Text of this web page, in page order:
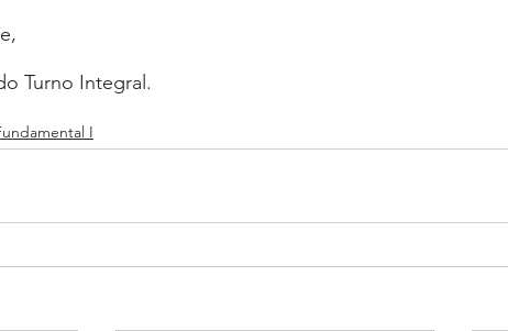
Turno Integral.
I